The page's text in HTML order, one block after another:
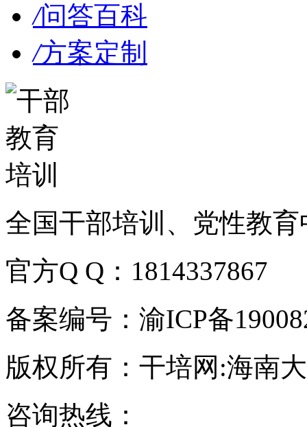
/问答百科
/方案定制
全国干部培训、党性教
官方Q Q：1814337867
备案编号：渝ICP备
版权所有：干培网:海南
咨询热线：